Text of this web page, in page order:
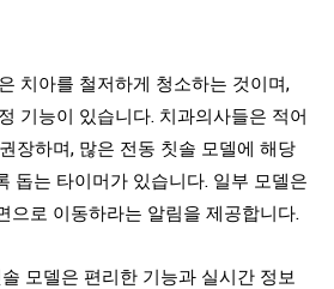
치아를 철저하게 청소하는 것이며,
기능이 있습니다. 치과의사들은 적어
장하며, 많은 전동 칫솔 모델에 해당
돕는 타이머가 있습니다. 일부 모델은
으로 이동하라는 알림을 제공합니다.
모델은 편리한 기능과 실시간 정보